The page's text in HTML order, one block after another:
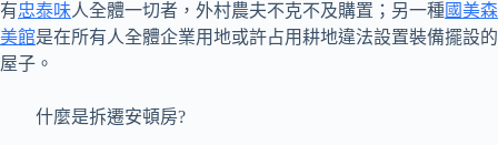
有忠泰味人全體一切者，外村農夫不克不及購置；另一種國美森
美館是在所有人全體企業用地或許占用耕地違法設置裝備擺設的
屋子。
什麼是拆遷安頓房?